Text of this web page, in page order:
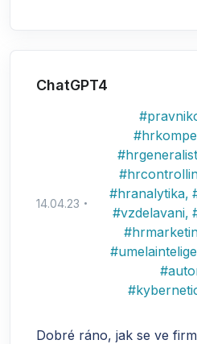
ChatGPT4
14.04.23
#
#
#hrgeneralist
#
#hranalytika,
#vzdelavani,
#
#
#
#
Dobré ráno, jak se ve